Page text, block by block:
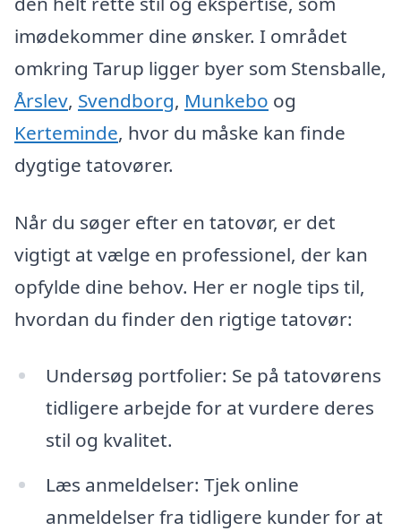
imødekommer dine ønsker. I området
omkring Tarup ligger byer som Stensballe,
Årslev, Svendborg, Munkebo og
Kerteminde, hvor du måske kan finde
dygtige tatovører.
Når du søger efter en tatovør, er det
vigtigt at vælge en professionel, der kan
opfylde dine behov. Her er nogle tips til,
hvordan du finder den rigtige tatovør:
Undersøg portfolier: Se på tatovørens
tidligere arbejde for at vurdere deres
stil og kvalitet.
Læs anmeldelser: Tjek online
anmeldelser fra tidligere kunder for at